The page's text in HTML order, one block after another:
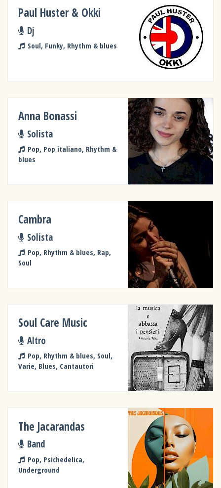
Paul Huster & Okki
Dj
Soul, Funky, Rhythm & blues
Anna Bonassi
Solista
Pop, Pop italiano, Rhythm &
blues
Cambra
Solista
Pop, Rhythm & blues, Rap,
Soul
Soul Care Music
Altro
Pop, Rhythm & blues, Soul,
Varie, Blues, Cantautori
The Jacarandas
Band
Pop, Psichedelica,
Underground